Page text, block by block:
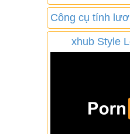
Công cụ tính
xhub Style